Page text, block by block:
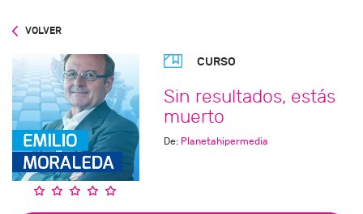
VOLVER
CURSO
Sin resultados, estás
muerto
De: Planetahipermedia